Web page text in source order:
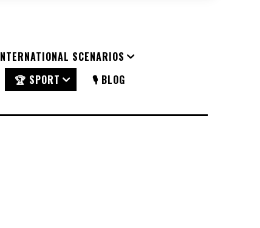
SCENARIOS
🏆 SPORT
🎙️ BLOG